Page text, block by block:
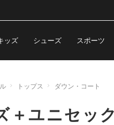
ッズ シューズ スポーツ
トップス ダウン・コート
＋ユニセッ